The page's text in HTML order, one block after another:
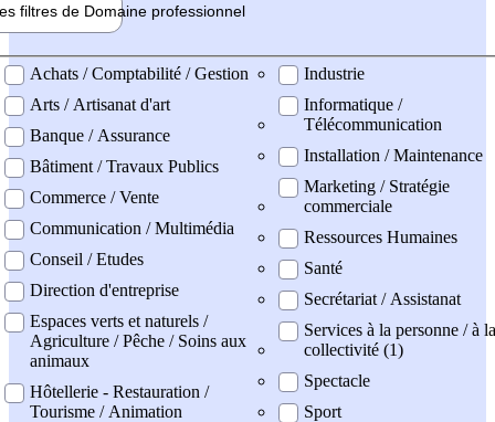
filtres de Domaine professionnel
professionel
Achats / Comptabilité / Gestion
Arts / Artisanat d'art
Banque / Assurance
Bâtiment / Travaux Publics
Commerce / Vente
Communication / Multimédia
Conseil / Etudes
Direction d'entreprise
Espaces verts et naturels /
Agriculture / Pêche / Soins aux
animaux
Hôtellerie - Restauration /
Tourisme / Animation
Industrie
Informatique /
Télécommunication
Installation / Maintenance
Marketing / Stratégie
commerciale
Ressources Humaines
Santé
Secrétariat / Assistanat
Services à la personne / à la
collectivité (1)
Spectacle
Sport